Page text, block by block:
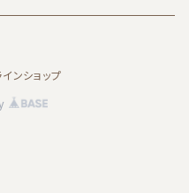
ンショップ